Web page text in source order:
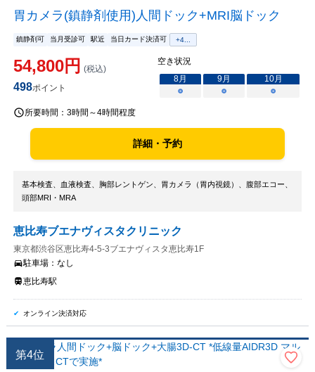
胃カメラ(鎮静剤使用)人間ドック+MRI脳ドック
鎮静剤可 当月受診可 駅近 当日カード決済可 +4...
54,800円 (税込)
498ポイント
空き状況
8月 9月 10月
○
○ ○
所要時間： 3時間～4時間程度
詳細・予約
基本検査、血液検査、胸部レントゲン、胃カメラ（胃内視鏡）、腹部エコー、
頭部MRI・MRA
恵比寿ブエナヴィスタクリニック
東京都渋谷区恵比寿4-5-3ブエナヴィスタ恵比寿1F
駐車場： なし
恵比寿駅
オンライン決済対応
第4位